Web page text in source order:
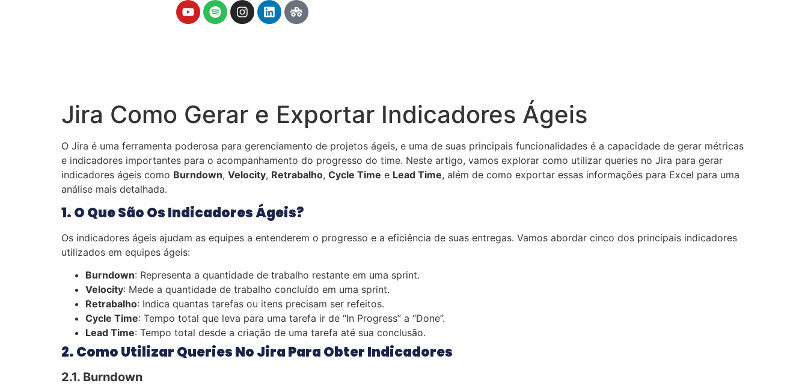
Jira Como Gerar e Exportar Indicadores Ágeis
O Jira é uma ferramenta poderosa para gerenciamento de projetos ágeis, e uma de suas principais funcionalidades é a capacidade de gerar métricas
e indicadores importantes para o acompanhamento do progresso do time. Neste artigo, vamos explorar como utilizar queries no Jira para gerar
indicadores ágeis como Burndown, Velocity, Retrabalho, Cycle Time e Lead Time, além de como exportar essas informações para Excel para uma
análise mais detalhada.
1. O Que São Os Indicadores Ágeis?
Os indicadores ágeis ajudam as equipes a entenderem o progresso e a eficiência de suas entregas. Vamos abordar cinco dos principais indicadores
utilizados em equipes ágeis:
Burndown: Representa a quantidade de trabalho restante em uma sprint.
Velocity: Mede a quantidade de trabalho concluído em uma sprint.
Retrabalho: Indica quantas tarefas ou itens precisam ser refeitos.
Cycle Time: Tempo total que leva para uma tarefa ir de “In Progress” a “Done”.
Lead Time: Tempo total desde a criação de uma tarefa até sua conclusão.
2. Como Utilizar Queries No Jira Para Obter Indicadores
2.1. Burndown